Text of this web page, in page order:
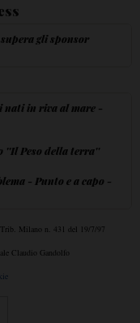
gli sponsor
nati in riva al mare -
''Il Peso della terra''
- Punto e a capo -
Milano n. 431 del 19/7/97
Claudio Gandolfo